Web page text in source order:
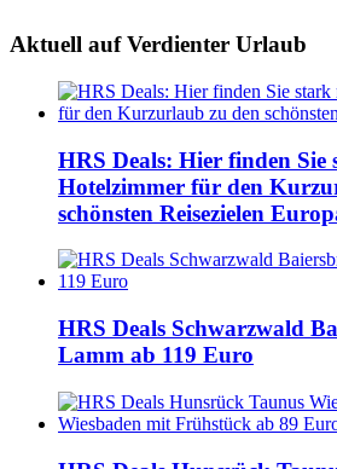
Aktuell auf Verdienter Urlaub
HRS Deals: Hier finden Sie
Hotelzimmer für den
schönsten Reisezielen
HRS Deals Schwarzwald
Lamm ab 119 Euro